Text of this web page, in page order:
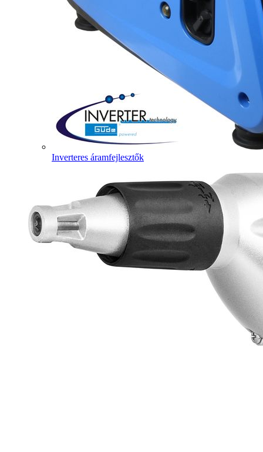
Inverteres áramfejlesztők